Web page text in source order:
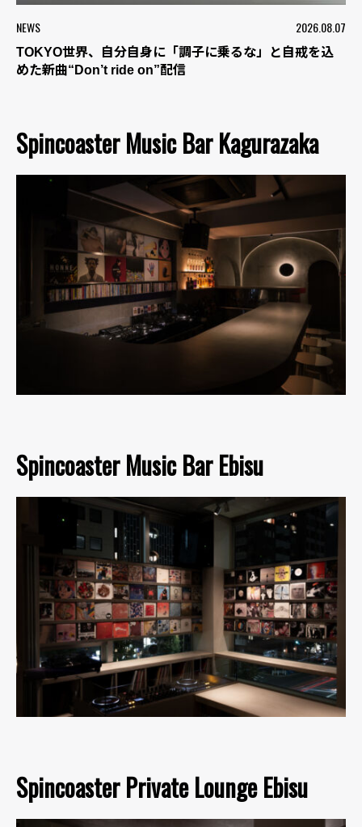
NEWS 2026.08.07
TOKYO世界、自分自身に「調子に乗るな」と自戒を込
めた新曲“Don’t ride on”配信
Spincoaster Music Bar Kagurazaka
Spincoaster Music Bar Ebisu
Spincoaster Private Lounge Ebisu